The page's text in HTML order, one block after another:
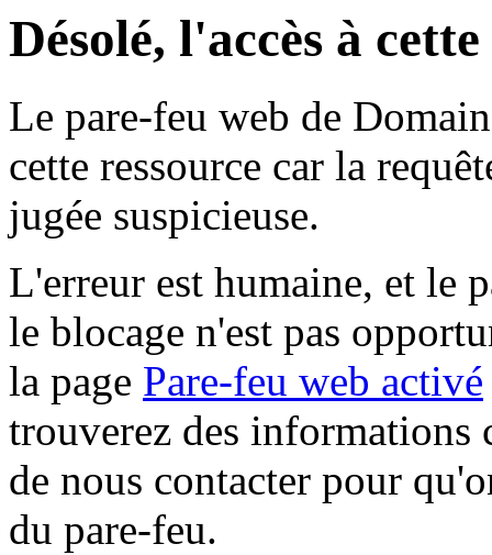
Désolé, l'accès à
Le pare-feu web de
cette ressource car la
jugée suspicieuse.
L'erreur est humaine, et le
le blocage n'est pas
la page Pare-feu web activé
trouverez des informations
de nous contacter pour
du pare-feu.